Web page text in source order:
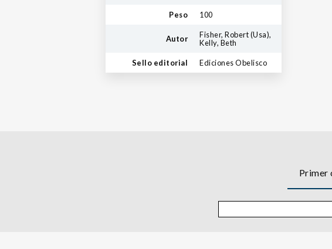
Peso 100
Autor
Fisher, Robert (Usa),
Kelly, Beth
Sello editorial Ediciones Obelisco
Primer